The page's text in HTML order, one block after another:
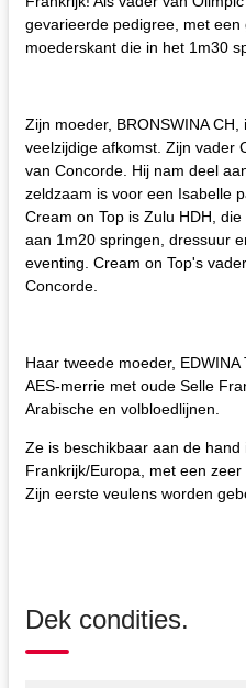
gevarieerde pedigree, met een
moederskant die in het 1m30
Zijn moeder, BRONSWINA
veelzijdige afkomst. Zijn vader
van Concorde. Hij nam deel
zeldzaam is voor een Isabelle
Cream on Top is Zulu HDH,
aan 1m20 springen, dressuur
eventing. Cream on Top's
Concorde.
Haar tweede moeder, EDWINA
AES-merrie met oude Selle
Arabische en volbloedlijnen.
Ze is beschikbaar aan de hand
Frankrijk/Europa, met een zeer
Zijn eerste veulens worden
Dek condities.